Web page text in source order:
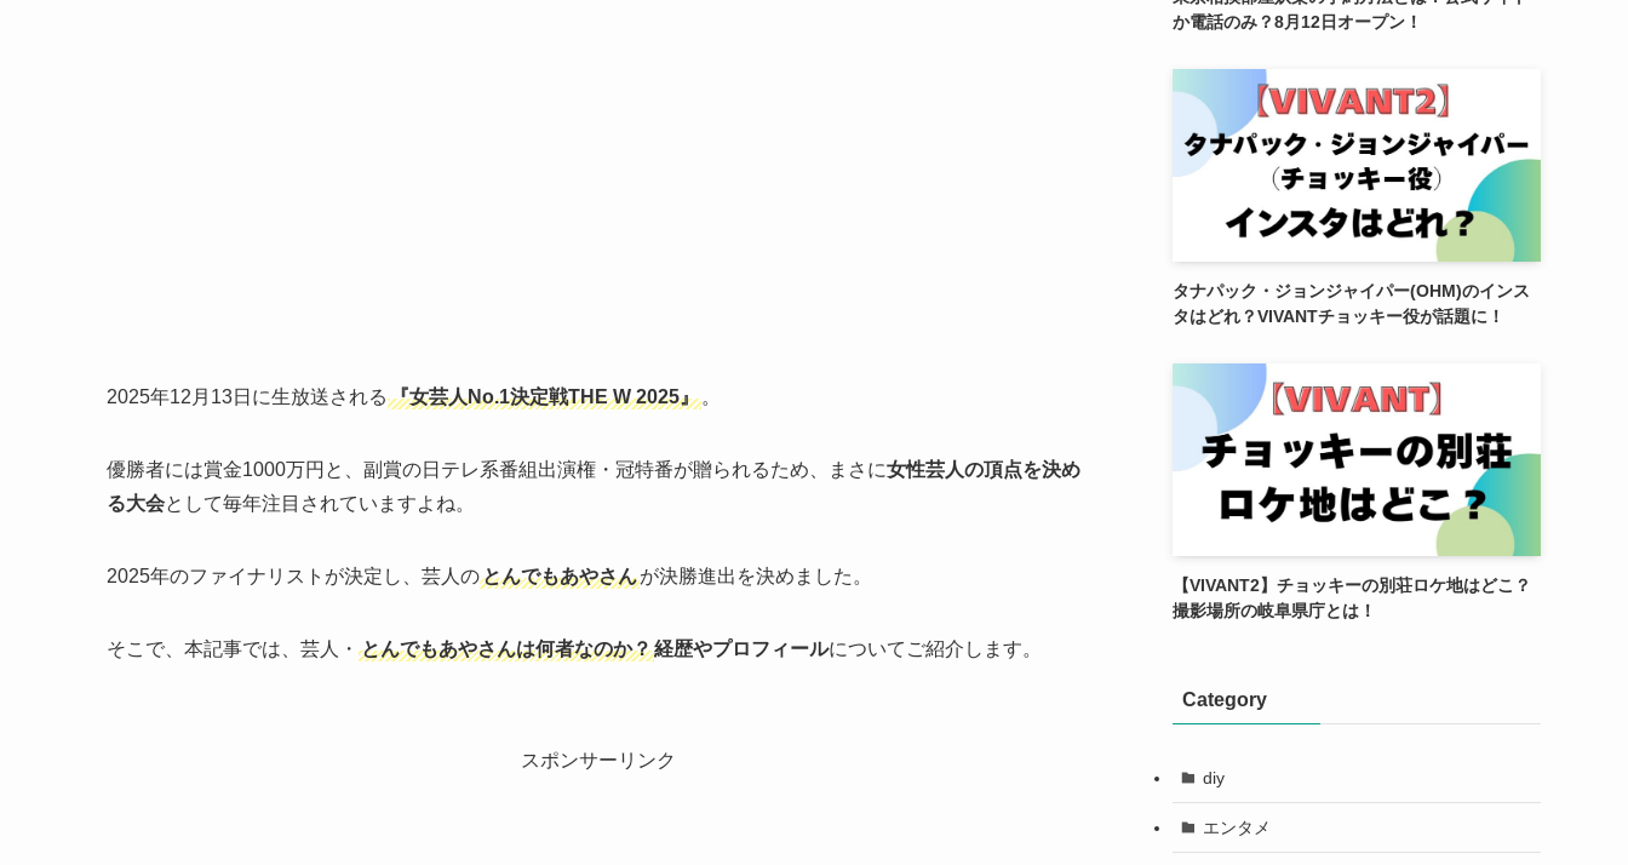
2025年12月13日に生放送される 『女芸人No.1決定戦THE W 2025』 。
優勝者には賞金1000万円と、副賞の日テレ系番組出演権・冠特番が贈られるため、まさに女性芸人の頂点を決め
る大会として毎年注目されていますよね。
2025年のファイナリストが決定し、芸人のとんでもあやさんが決勝進出を決めました。
そこで、本記事では、芸人・ とんでもあやさんは何者なのか？経歴やプロフィールについてご紹介します。
スポンサーリンク
か電話のみ？8月12日オープン！
タナパック・ジョンジャイパー(OHM)のインス
タはどれ？VIVANTチョッキー役が話題に！
【VIVANT2】チョッキーの別荘ロケ地はどこ？
撮影場所の岐阜県庁とは！
Category
diy
エンタメ